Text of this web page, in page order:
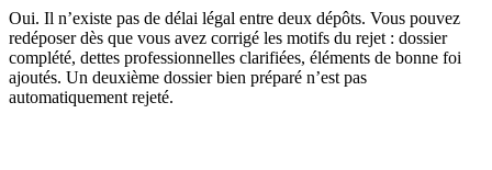
Oui. Il n’existe pas de délai légal entre deux dépôts. Vous pouvez
redéposer dès que vous avez corrigé les motifs du rejet : dossier
complété, dettes professionnelles clarifiées, éléments de bonne foi
ajoutés. Un deuxième dossier bien préparé n’est pas
automatiquement rejeté.